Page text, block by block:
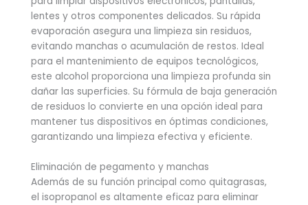
lentes y otros componentes delicados. Su rápida
evaporación asegura una limpieza sin residuos,
evitando manchas o acumulación de restos. Ideal
para el mantenimiento de equipos tecnológicos,
este alcohol proporciona una limpieza profunda sin
dañar las superficies. Su fórmula de baja generación
de residuos lo convierte en una opción ideal para
mantener tus dispositivos en óptimas condiciones,
garantizando una limpieza efectiva y eficiente.
Eliminación de pegamento y manchas
Además de su función principal como quitagrasas,
el isopropanol es altamente eficaz para eliminar